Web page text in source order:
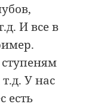
И все в
У нас
есть